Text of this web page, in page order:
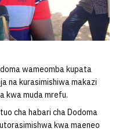
wameomba kupata
na kurasimishiwa makazi
kwa muda mrefu.
cha habari cha Dodoma
kwa maeneo